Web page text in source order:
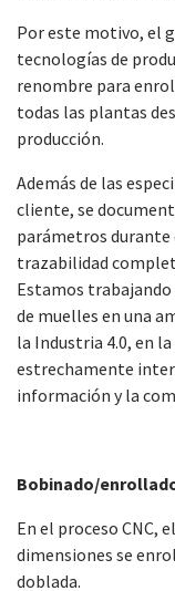
Por este motivo, el
tecnologías de
renombre para
todas las plantas
producción.
Además de las
cliente, se
parámetros durante
trazabilidad
Estamos
de muelles en una
la Industria 4.0, en
estrechamente
información y la
Bobinado/
En el proceso CNC,
dimensiones se
doblada.